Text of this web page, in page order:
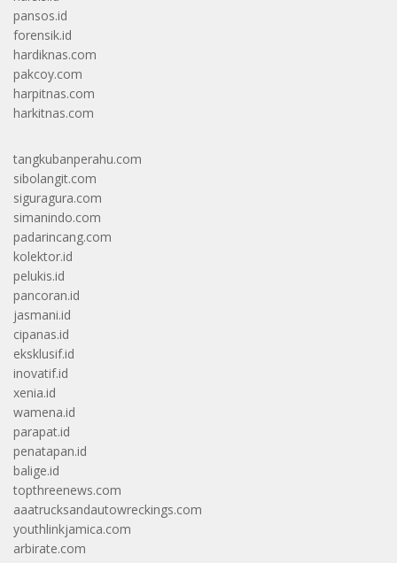
pansos.id
forensik.id
hardiknas.com
pakcoy.com
harpitnas.com
harkitnas.com
tangkubanperahu.com
sibolangit.com
siguragura.com
simanindo.com
padarincang.com
kolektor.id
pelukis.id
pancoran.id
jasmani.id
cipanas.id
eksklusif.id
inovatif.id
xenia.id
wamena.id
parapat.id
penatapan.id
balige.id
topthreenews.com
aaatrucksandautowreckings.com
youthlinkjamica.com
arbirate.com